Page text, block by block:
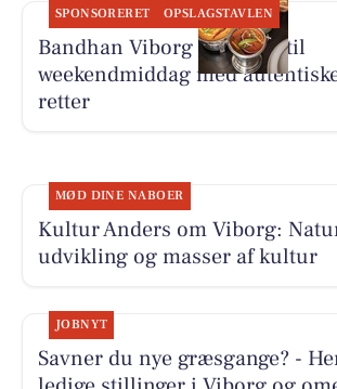
SPONSORERET OPSLAGSTAVLEN
Bandhan Viborg inviterer til
weekendmiddag med
retter
MØD DINE NABOER
Kultur Anders om Viborg:
udvikling og masser af kultur
JOBNYT
Savner du nye græsgange? -